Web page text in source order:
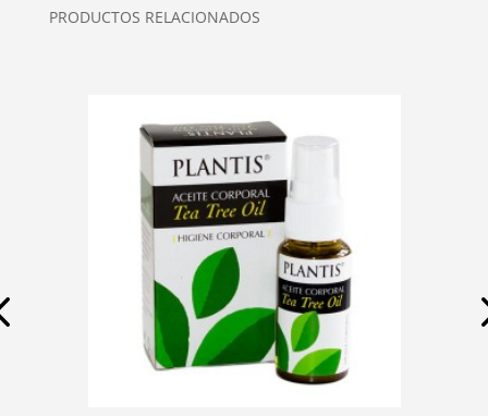
PRODUCTOS RELACIONADOS